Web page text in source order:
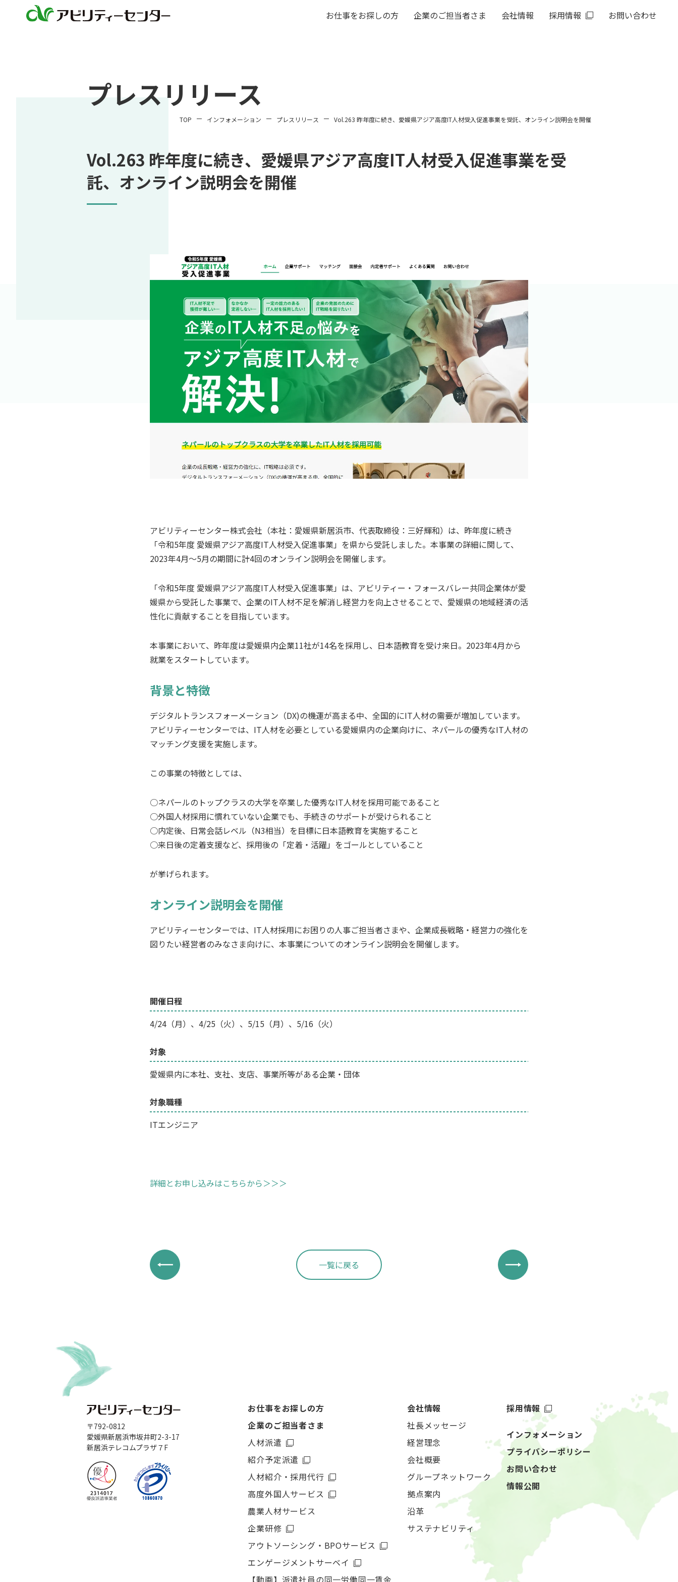
お仕事をお探しの方 企業のご担当者さま 会社情報 採用情報 お問い合わせ
プレスリリース
TOP インフォメーション プレスリリース Vol.263 昨年度に続き、愛媛県アジア高度IT人材受入促進事業を受託、オンライン説明会を開催
Vol.263 昨年度に続き、愛媛県アジア高度IT人材受入促進事業を受
託、オンライン説明会を開催
アビリティーセンター株式会社（本社：愛媛県新居浜市、代表取締役：三好輝和）は、昨年度に続き
「令和5年度 愛媛県アジア高度IT人材受入促進事業」を県から受託しました。本事業の詳細に関して、
2023年4月～5月の期間に計4回のオンライン説明会を開催します。
「令和5年度 愛媛県アジア高度IT人材受入促進事業」は、アビリティー・フォースバレー共同企業体が愛
媛県から受託した事業で、企業のIT人材不足を解消し経営力を向上させることで、愛媛県の地域経済の活
性化に貢献することを目指しています。
本事業において、昨年度は愛媛県内企業11社が14名を採用し、日本語教育を受け来日。2023年4月から
就業をスタートしています。
背景と特徴
デジタルトランスフォーメーション（DX)の機運が高まる中、全国的にIT人材の需要が増加しています。
アビリティーセンターでは、IT人材を必要としている愛媛県内の企業向けに、ネパールの優秀なIT人材の
マッチング支援を実施します。
この事業の特徴としては、
○ネパールのトップクラスの大学を卒業した優秀なIT人材を採用可能であること
○外国人材採用に慣れていない企業でも、手続きのサポートが受けられること
○内定後、日常会話レベル（N3相当）を目標に日本語教育を実施すること
○来日後の定着支援など、採用後の「定着・活躍」をゴールとしていること
が挙げられます。
オンライン説明会を開催
アビリティーセンターでは、IT人材採用にお困りの人事ご担当者さまや、企業成長戦略・経営力の強化を
図りたい経営者のみなさま向けに、本事業についてのオンライン説明会を開催します。
開催日程
4/24（月）、4/25（火）、5/15（月）、5/16（火）
対象
愛媛県内に本社、支社、支店、事業所等がある企業・団体
対象職種
ITエンジニア
詳細とお申し込みはこちらから＞＞＞
一覧に戻る
〒792-0812
愛媛県新居浜市坂井町2-3-17
新居浜テレコムプラザ７F
お仕事をお探しの方
企業のご担当者さま
人材派遣
紹介予定派遣
人材紹介・採用代行
高度外国人サービス
農業人材サービス
企業研修
アウトソーシング・ BPOサービス
エンゲージメントサーベイ
【動画】派遣社員の同一労働同一賃金
会社情報
社長メッセージ
経営理念
会社概要
グループネットワーク
拠点案内
沿革
サステナビリティ
採用情報
インフォメーション
プライバシーポリシー
お問い合わせ
情報公開